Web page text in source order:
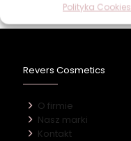
Polityka Cookies
Revers Cosmetics
O firmie
Nasz marki
Kontakt